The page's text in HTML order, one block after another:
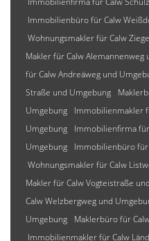
Immobilienbüro für Calw
Wohnungsmakler für Calw
Makler für Calw Alemannenweg
für Calw Andreäweg und
Straße und Umgebung
Umgebung
Immobilienmakler
Umgebung
Immobilienfirma
Umgebung
Immobilienbüro
Wohnungsmakler für Calw
Makler für Calw Vogteistraße
Calw Welzbergweg und
Umgebung
Maklerbüro für
Immobilienmakler für Calw